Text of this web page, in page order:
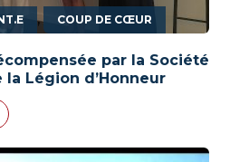
, COUP DE CŒUR
par la Société
Légion d’Honneur